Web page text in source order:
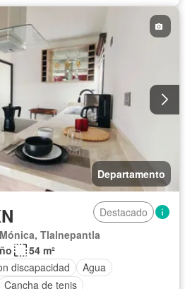
Departamento
Destacado
Tlalnepantla
54 m²
discapacidad
Agua
Cancha de tenis